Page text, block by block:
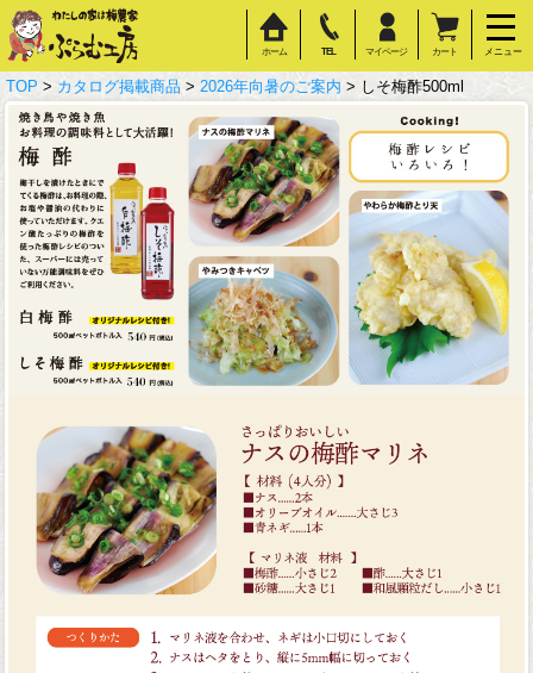
ホーム TEL マイページ カート メニュー
TOP > カタログ掲載商品 > 2026年向暑のご案内 > しそ梅酢500ml